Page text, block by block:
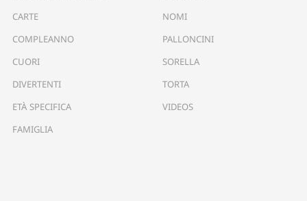
CARTE
COMPLEANNO
CUORI
DIVERTENTI
ETÀ SPECIFICA
FAMIGLIA
NOMI
PALLONCINI
SORELLA
TORTA
VIDEOS